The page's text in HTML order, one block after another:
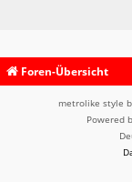
Foren-Übersicht
metrolike style
Powered